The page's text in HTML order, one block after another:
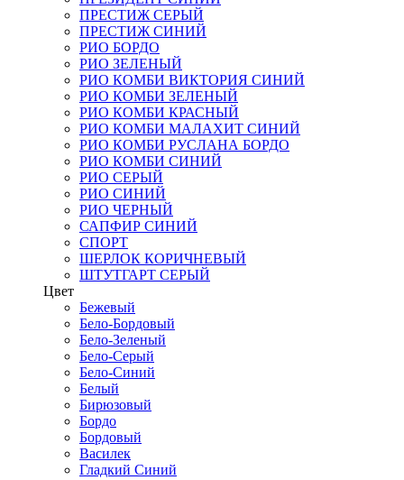
ПРЕСТИЖ СЕРЫЙ
ПРЕСТИЖ СИНИЙ
РИО БОРДО
РИО ЗЕЛЕНЫЙ
РИО КОМБИ ВИКТОРИЯ СИНИЙ
РИО КОМБИ ЗЕЛЕНЫЙ
РИО КОМБИ КРАСНЫЙ
РИО КОМБИ МАЛАХИТ СИНИЙ
РИО КОМБИ РУСЛАНА БОРДО
РИО КОМБИ СИНИЙ
РИО СЕРЫЙ
РИО СИНИЙ
РИО ЧЕРНЫЙ
САПФИР СИНИЙ
СПОРТ
ШЕРЛОК КОРИЧНЕВЫЙ
ШТУТГАРТ СЕРЫЙ
Цвет
Бежевый
Бело-Бордовый
Бело-Зеленый
Бело-Серый
Бело-Синий
Белый
Бирюзовый
Бордо
Бордовый
Василек
Гладкий Синий